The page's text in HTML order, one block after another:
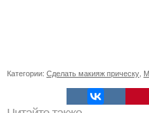
Категории: Сделать макияж прическу